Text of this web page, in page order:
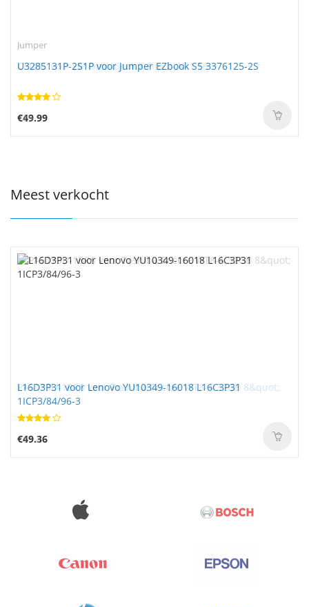
Jumper
U3285131P-2S1P voor Jumper EZbook S5 3376125-2S
€49.99
Meest verkocht
L16D3P31 voor Lenovo YU10349-16018 L16C3P31
1ICP3/84/96-3
€49.36